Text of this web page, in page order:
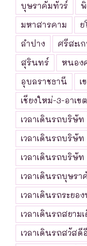
บุษราคัมทัวร์
มหาสารคาม
ย
ลำปาง
ศรีสะเ
สุรินทร์
หนอง
อุบลราชธานี
เ
เชียงใหม่-3-อาเขต
เวลาเดินรถบริษั
เวลาเดินรถบริษั
เวลาเดินรถบริษัท
เวลาเดินรถบุษรา
เวลาเดินรถระยอ
เวลาเดินรถสยาม
เวลาเดินรถสวัสดี